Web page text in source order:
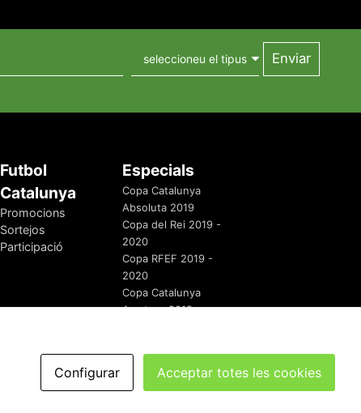
Futbol
Catalunya
Promocions
Sortejos
Participació
Especials
Copa Catalunya
Absoluta 2019
Copa del Rei 2019 -
2020
Copa RFEF 2019 -
2020
Copa Catalunya
Amateur 2019
redaccio@futbolcatalunya.com
Configurar Acceptar totes les cookies